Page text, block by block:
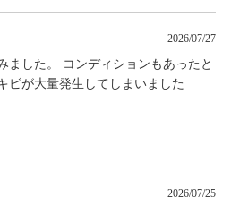
2026/07/27
ました。 コンディションもあったと
ビが大量発生してしまいました
2026/07/25